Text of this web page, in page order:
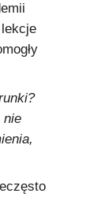
nie